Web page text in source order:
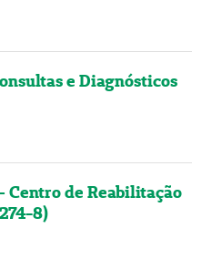
e Diagnósticos
Centro de Reabilitação
8)